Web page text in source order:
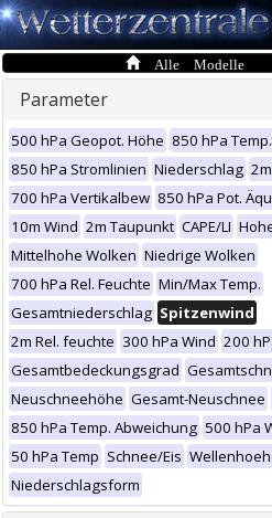
Alle Modelle
Parameter
500 hPa Geopot. Höhe 850 hPa Temp.
850 hPa Stromlinien Niederschlag
700 hPa Vertikalbew 850 hPa Pot.
10m Wind 2m Taupunkt CAPE/LI
Mittelhohe Wolken Niedrige Wolken
700 hPa Rel. Feuchte Min/Max Temp.
Gesamtniederschlag Spitzenwind
2m Rel. feuchte 300 hPa Wind 200
Gesamtbedeckungsgrad
Neuschneehöhe Gesamt-Neuschnee
850 hPa Temp. Abweichung 500 hPa
50 hPa Temp Schnee/Eis
Niederschlagsform